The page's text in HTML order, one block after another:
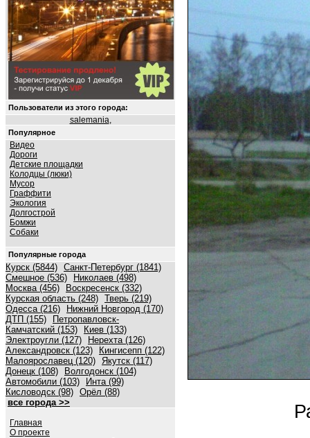
Пользователи из этого города:
salemania,
Популярное
Видео
Дороги
Детские площадки
Колодцы (люки)
Мусор
Граффити
Экология
Долгострой
Бомжи
Собаки
Популярные города
Курск (5844) Санкт-Петербург (1841)
Смешное (536)
Николаев (498)
Москва (456)
Воскресенск (332)
Курская область (248) Тверь (219)
Одесса (216)
Нижний Новгород (170)
ДТП (155)
Петропавловск-
Камчатский (153)
Киев (133)
Электроугли (127)
Нерехта (126)
Александровск (123)
Кингисепп (122)
Малоярославец (120) Якутск (117)
Донецк (108)
Волгодонск (104)
Автомобили (103)
Инта (99)
Кисловодск (98) Орёл (88)
все города >>
Главная
О проекте